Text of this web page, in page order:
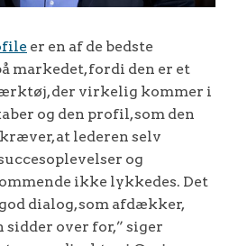
er en af de bedste
markedet, fordi den er et
der virkelig kommer i
og den profil, som den
at lederen selv
og
ikke lykkedes. Det
dialog, som afdækker,
over for,” siger